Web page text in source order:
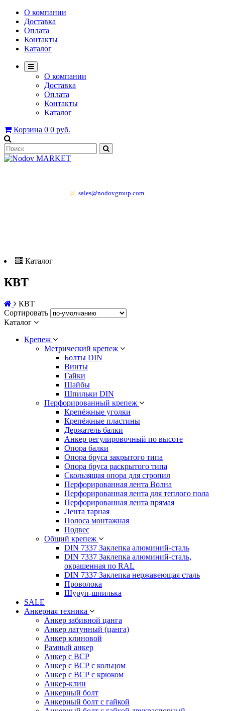
О компании
Доставка
Оплата
Контакты
Каталог
О компании
Доставка
Оплата
Контакты
Каталог
Корзина 0 0 руб.
@ sales@nodovgroup.com
Каталог
КВТ
КВТ
Сортировать
Каталог
Крепеж
Метрический крепеж
Болты DIN
Винты
Гайки
Шайбы
Шпильки DIN
Перфорированный крепеж
Крепёжные уголки
Крепёжные пластины
Держатель балки
Анкер регулировочный по высоте
Опора балки
Опора бруса закрытого типа
Опора бруса раскрытого типа
Скользящая опора для стропил
Перфорированная лента Волна
Перфорированная лента для теплого пола
Перфорированная лента прямая
Лента тарная
Полоса монтажная
Подвес
Общий крепеж
DIN 7337 Заклепка алюминий-сталь
DIN 7337 Заклепка алюминий-сталь,
окрашенная по RAL
DIN 7337 Заклепка нержавеющая сталь
Проволока
Шуруп-шпилька
SALE
Анкерная техника
Анкер забивной цанга
Анкер латунный (цанга)
Анкер клиновой
Рамный анкер
Анкер с ВСР
Анкер с ВСР с кольцом
Анкер с ВСР с крюком
Анкер-клин
Анкерный болт
Анкерный болт с гайкой